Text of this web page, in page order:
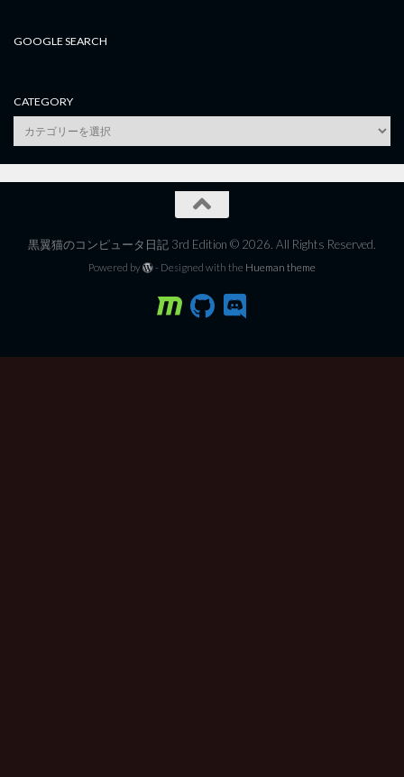
GOOGLE SEARCH
CATEGORY
category
黒翼猫のコンピュータ日記 3rd Edition © 2026. All Rights Reserved.
Powered by - Designed with the Hueman theme